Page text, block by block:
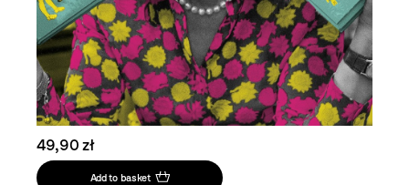
49,90 zł
Add to basket